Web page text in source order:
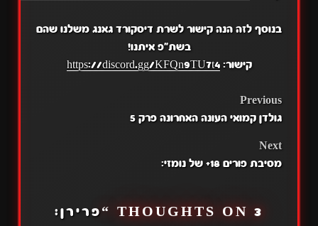
בנוסף לזה הנה קישור לשרת דיסקורד גאנג משלנו שהם
בשת"פ איתנו!
קישור:https://discord.gg/KFQn9TU7t4
POST
Previous
גולדן קמואי העונה האחרונה פרק 5
Next
מסיבת פורים 18+ של נומזי:
3 THOUGHTS ON “
פרירן: